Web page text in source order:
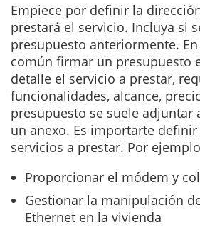
Empiece por definir la
prestará el servicio. Incluya si
presupuesto anteriormente.
común firmar un presupuesto
detalle el servicio a prestar,
funcionalidades, alcance,
presupuesto se suele adjuntar
un anexo. Es importarte
servicios a prestar. Por
Proporcionar el módem y
Gestionar la manipulación
Ethernet en la vivienda